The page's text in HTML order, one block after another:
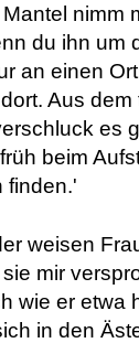
nimm
du ihn um
an einen
Aus
es
beim
finden.'
weisen
mir
wie er etwa
in den